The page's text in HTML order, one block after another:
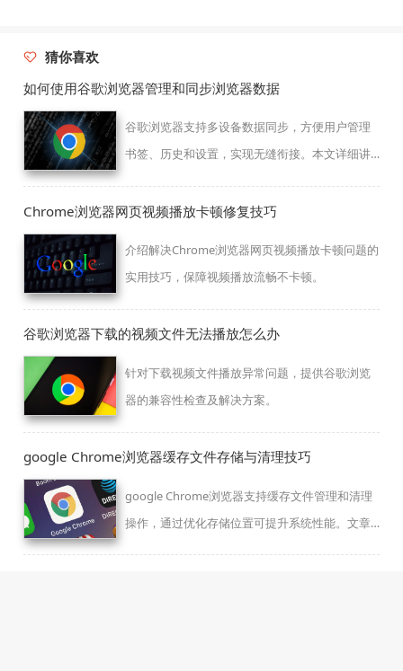
猜你喜欢
如何使用谷歌浏览器管理和同步浏览器数据
谷歌浏览器支持多设备数据同步，方便用户管理
书签、历史和设置，实现无缝衔接。本文详细讲
性。
Chrome浏览器网页视频播放卡顿修复技巧
介绍解决Chrome浏览器网页视频播放卡顿问题的
实用技巧，保障视频播放流畅不卡顿。
谷歌浏览器下载的视频文件无法播放怎么办
针对下载视频文件播放异常问题，提供谷歌浏览
器的兼容性检查及解决方案。
google Chrome浏览器缓存文件存储与清理技巧
google Chrome浏览器支持缓存文件管理和清理
操作，通过优化存储位置可提升系统性能。文章